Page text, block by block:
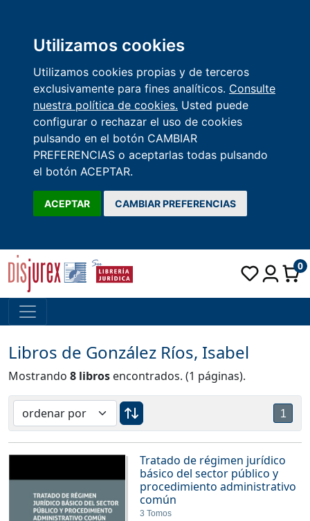
Utilizamos cookies
Utilizamos cookies propias y de terceros
exclusivamente para fines analíticos. Consulte
nuestra política de cookies. Usted puede
configurar o rechazar el uso de cookies
pulsando en el botón CAMBIAR
PREFERENCIAS o aceptarlas todas pulsando
el botón ACEPTAR.
ACEPTAR CAMBIAR PREFERENCIAS
0
Libros de González Ríos, Isabel
Mostrando 8 libros encontrados. (1 páginas).
1
Tratado de régimen jurídico
básico del sector público y
procedimiento administrativo
común
3 Tomos